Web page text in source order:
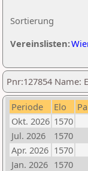
Sortierung
Vereinslisten:
Pnr:127854 Name:
Periode Elo
Okt. 2026 1570
Jul. 2026
1570
Apr. 2026 1570
Jan. 2026 1570